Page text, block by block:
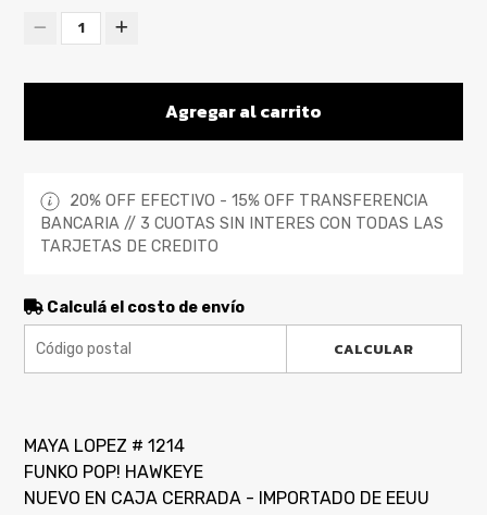
1
Agregar al carrito
20% OFF EFECTIVO - 15% OFF TRANSFERENCIA
BANCARIA // 3 CUOTAS SIN INTERES CON TODAS LAS
TARJETAS DE CREDITO
Calculá el costo de envío
CALCULAR
MAYA LOPEZ # 1214
FUNKO POP! HAWKEYE
NUEVO EN CAJA CERRADA - IMPORTADO DE EEUU